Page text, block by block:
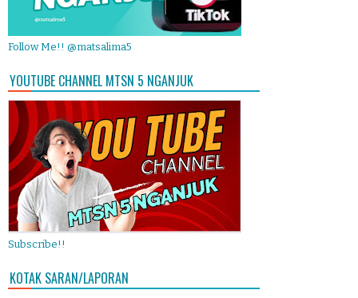
Follow Me!! @matsalima5
YOUTUBE CHANNEL MTSN 5 NGANJUK
Subscribe!!
KOTAK SARAN/LAPORAN